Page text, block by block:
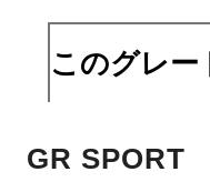
このグレー
GR SPORT